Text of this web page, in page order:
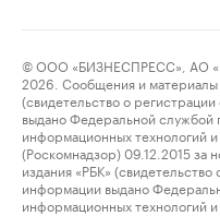
© ООО «БИЗНЕСПРЕСС», АО
2026. Сообщения и материалы
(свидетельство о
выдано Федеральной службой
информационных технологий
(Роскомнадзор) 09.12.2015
издания «РБК»
информации выдано
информационных технологий